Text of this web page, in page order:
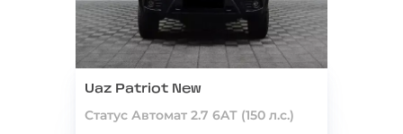
Uaz Patriot New
Статус Автомат 2.7 6AТ (150 л.с.)